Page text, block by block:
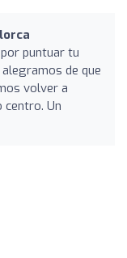
puntuar tu
de que
volver a
Un